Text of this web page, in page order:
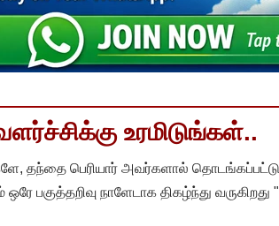
உரமிடுங்கள்..
தந்தை பெரியார் அவர்களால்
பகுத்தறிவு நாளேடாக திகழ்ந்து வருகிறது